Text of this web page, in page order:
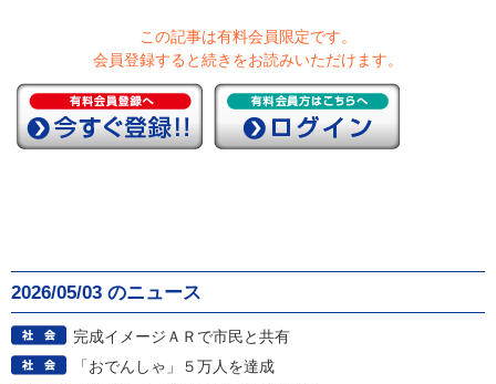
この記事は有料会員限定です。
会員登録すると続きをお読みいただけます。
2026/05/03 のニュース
完成イメージＡＲで市民と共有
「おでんしゃ」５万人を達成